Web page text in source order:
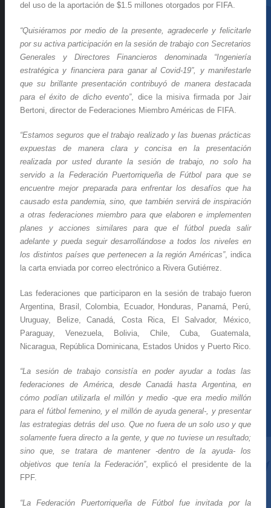
del uso de la aportación de $1.5 millones otorgados por FIFA.
“Quisiéramos por medio de la presente, agradecerle y felicitarle
por su activa participación en la sesión de trabajo con Secretarios
Generales y Directores Financieros denominada “Ingeniería
estratégica y financiera para ganar al Covid-19”, y manifestarle
que su brillante presentación contribuyó de manera destacada
para el éxito de dicho evento”, dice la misiva firmada por Jair
Bertoni, director de Federaciones Miembro Américas de FIFA.
“Estamos seguros que el trabajo realizado y las buenas prácticas
expuestas de manera clara y concisa en la presentación
realizada por usted durante la sesión de trabajo, no solo ha
servido a la Federación Puertorriqueña de Fútbol para que se
encuentre mejor preparada para enfrentar los desafíos que ha
causado esta pandemia, sino, que también servirá de inspiración
a otras federaciones miembro para que elaboren e implementen
planes y acciones similares para que el fútbol pueda salir
adelante y pueda seguir desarrollándose a todos los niveles en
los distintos países que pertenecen a la región Américas”, indica
la carta enviada por correo electrónico a Rivera Gutiérrez.
Las federaciones que participaron en la sesión de trabajo fueron
Argentina, Brasil, Colombia, Ecuador, Honduras, Panamá, Perú,
Uruguay, Belize, Canadá, Costa Rica, El Salvador, México,
Paraguay, Venezuela, Bolivia, Chile, Cuba, Guatemala,
Nicaragua, República Dominicana, Estados Unidos y Puerto Rico.
“La sesión de trabajo consistía en poder ayudar a todas las
federaciones de América, desde Canadá hasta Argentina, en
cómo podían utilizarla el millón y medio -que era medio millón
para el fútbol femenino, y el millón de ayuda general-, y presentar
las estrategias detrás del uso. Que no fuera de un solo uso y que
solamente fuera directo a la gente, y que no tuviese un resultado;
sino que, se tratara de mantener -dentro de la ayuda- los
objetivos que tenía la Federación”, explicó el presidente de la
FPF.
“La Federación Puertorriqueña de Fútbol fue invitada por la